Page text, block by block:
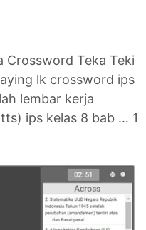
Crossword Teka Teki
lk crossword ips
lembar kerja
ips kelas 8 bab … 1